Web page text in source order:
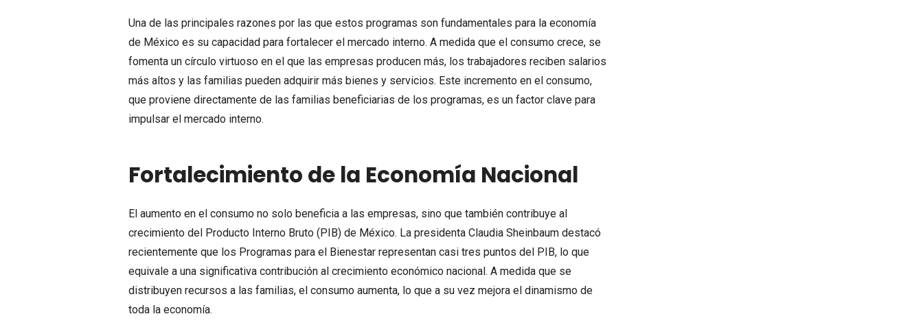
Una de las principales razones por las que estos programas son fundamentales para la economía
de México es su capacidad para fortalecer el mercado interno. A medida que el consumo crece, se
fomenta un círculo virtuoso en el que las empresas producen más, los trabajadores reciben salarios
más altos y las familias pueden adquirir más bienes y servicios. Este incremento en el consumo,
que proviene directamente de las familias beneficiarias de los programas, es un factor clave para
impulsar el mercado interno.
Fortalecimiento de la Economía Nacional
El aumento en el consumo no solo beneficia a las empresas, sino que también contribuye al
crecimiento del Producto Interno Bruto (PIB) de México. La presidenta Claudia Sheinbaum destacó
recientemente que los Programas para el Bienestar representan casi tres puntos del PIB, lo que
equivale a una significativa contribución al crecimiento económico nacional. A medida que se
distribuyen recursos a las familias, el consumo aumenta, lo que a su vez mejora el dinamismo de
toda la economía.